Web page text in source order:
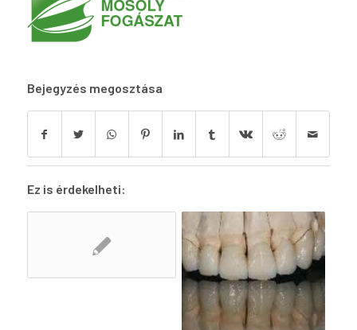
Bejegyzés megosztása
Ez is érdekelheti: